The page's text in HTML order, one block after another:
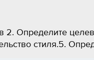
2. Определите
стиля.5.